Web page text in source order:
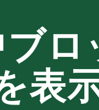
表